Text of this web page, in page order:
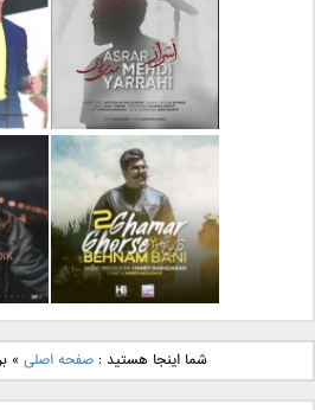
بهرام بنام نگار
دانلود آهنگ جدید مهدی
یراحی بنام اسرار
دانلود آهنگ جدید بهنام
بانی بنام قرص قمر 2
شما اینجا هستید :صفحه اصلی »